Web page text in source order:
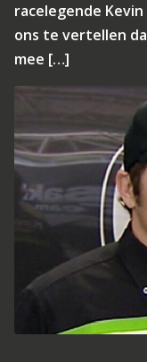
racelegende
ons te vertellen
mee […]